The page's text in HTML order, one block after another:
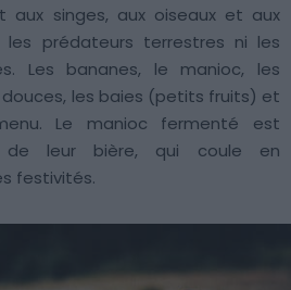
aux singes, aux oiseaux et aux
les prédateurs terrestres ni les
Les bananes, le manioc, les
les baies (petits fruits) et
Le manioc fermenté est
de leur bière, qui coule en
festivités.